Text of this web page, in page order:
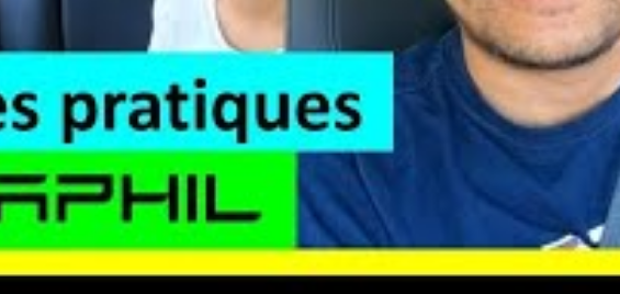
pour un refroidissement optimal et
réussie
qu’en plein soleil, pour réduire la montée en température de votre
pour maintenir une température agréable, avec une consommation
des rideaux ou des films réfléchissants pour limiter la chaleur intérieure.
en laissant les fenêtres entrouvertes, si possible, pendant la nuit.